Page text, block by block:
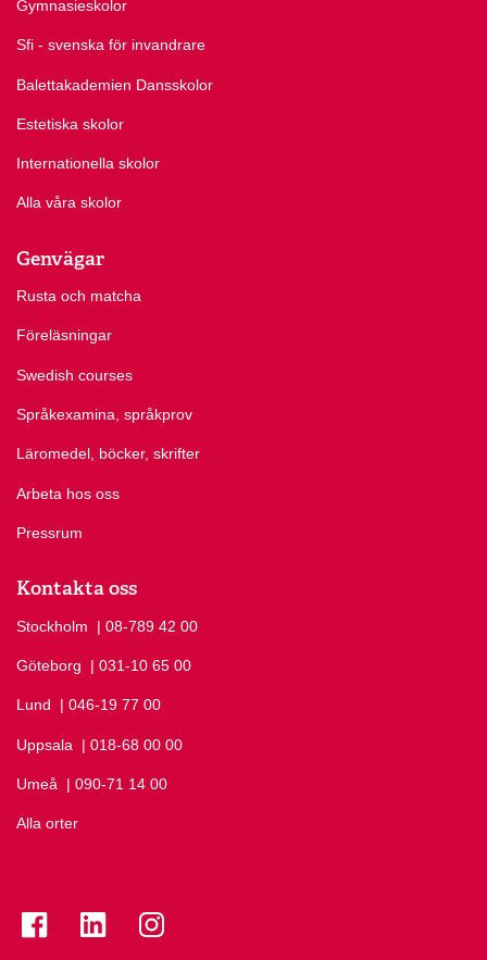
Gymnasieskolor
Sfi - svenska för invandrare
Balettakademien Dansskolor
Estetiska skolor
Internationella skolor
Alla våra skolor
Genvägar
Rusta och matcha
Föreläsningar
Swedish courses
Språkexamina, språkprov
Läromedel, böcker, skrifter
Arbeta hos oss
Pressrum
Kontakta oss
Stockholm Ring Stockholm på
| 08-789 42 00
Göteborg Ring Göteborg på
| 031-10 65 00
Lund Ring Lund på
| 046-19 77 00
Uppsala Ring Uppsala på
| 018-68 00 00
Umeå Ring Umeå på
| 090-71 14 00
Alla orter
Se folkuniversitetet på Facebook
Se folkuniversitetet på LinkedIn